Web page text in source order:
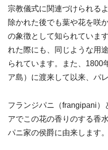
宗教儀式に関連づけられる
除かれた後でも葉や花を咲
の象徴として知られていま
れた際にも、同じような用
られています。また、1800
ア島）に渡来して以来、パ
フランジパニ（frangipani）
アでこの花の香りのする香
パニ家の侯爵に由来します。